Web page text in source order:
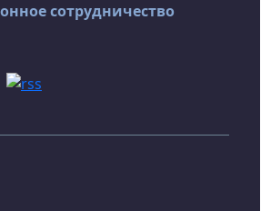
сотрудничество